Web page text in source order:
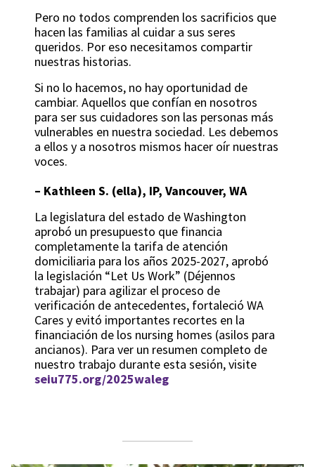
Pero no todos comprenden los sacrificios que
hacen las familias al cuidar a sus seres
queridos. Por eso necesitamos compartir
nuestras historias.
Si no lo hacemos, no hay oportunidad de
cambiar. Aquellos que confían en nosotros
para ser sus cuidadores son las personas más
vulnerables en nuestra sociedad. Les debemos
a ellos y a nosotros mismos hacer oír nuestras
voces.
– Kathleen S. (ella), IP, Vancouver, WA
La legislatura del estado de Washington
aprobó un presupuesto que financia
completamente la tarifa de atención
domiciliaria para los años 2025-2027, aprobó
la legislación “Let Us Work” (Déjennos
trabajar) para agilizar el proceso de
verificación de antecedentes, fortaleció WA
Cares y evitó importantes recortes en la
financiación de los nursing homes (asilos para
ancianos). Para ver un resumen completo de
nuestro trabajo durante esta sesión, visite
seiu775.org/2025waleg